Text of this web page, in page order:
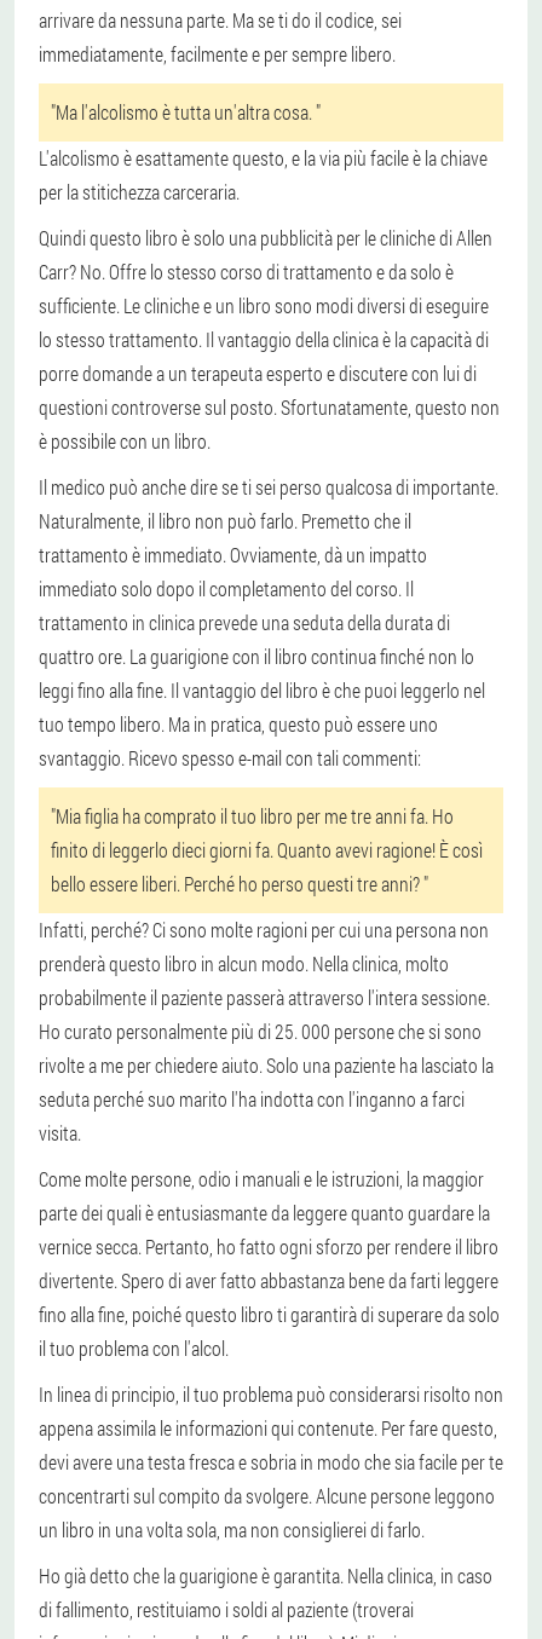
arrivare da nessuna parte. Ma se ti do il codice, sei
immediatamente, facilmente e per sempre libero.
"Ma l'alcolismo è tutta un'altra cosa. "
L'alcolismo è esattamente questo, e la via più facile è la chiave
per la stitichezza carceraria.
Quindi questo libro è solo una pubblicità per le cliniche di Allen
Carr? No. Offre lo stesso corso di trattamento e da solo è
sufficiente. Le cliniche e un libro sono modi diversi di eseguire
lo stesso trattamento. Il vantaggio della clinica è la capacità di
porre domande a un terapeuta esperto e discutere con lui di
questioni controverse sul posto. Sfortunatamente, questo non
è possibile con un libro.
Il medico può anche dire se ti sei perso qualcosa di importante.
Naturalmente, il libro non può farlo. Premetto che il
trattamento è immediato. Ovviamente, dà un impatto
immediato solo dopo il completamento del corso. Il
trattamento in clinica prevede una seduta della durata di
quattro ore. La guarigione con il libro continua finché non lo
leggi fino alla fine. Il vantaggio del libro è che puoi leggerlo nel
tuo tempo libero. Ma in pratica, questo può essere uno
svantaggio. Ricevo spesso e-mail con tali commenti:
"Mia figlia ha comprato il tuo libro per me tre anni fa. Ho
finito di leggerlo dieci giorni fa. Quanto avevi ragione! È così
bello essere liberi. Perché ho perso questi tre anni? "
Infatti, perché? Ci sono molte ragioni per cui una persona non
prenderà questo libro in alcun modo. Nella clinica, molto
probabilmente il paziente passerà attraverso l'intera sessione.
Ho curato personalmente più di 25. 000 persone che si sono
rivolte a me per chiedere aiuto. Solo una paziente ha lasciato la
seduta perché suo marito l'ha indotta con l'inganno a farci
visita.
Come molte persone, odio i manuali e le istruzioni, la maggior
parte dei quali è entusiasmante da leggere quanto guardare la
vernice secca. Pertanto, ho fatto ogni sforzo per rendere il libro
divertente. Spero di aver fatto abbastanza bene da farti leggere
fino alla fine, poiché questo libro ti garantirà di superare da solo
il tuo problema con l'alcol.
In linea di principio, il tuo problema può considerarsi risolto non
appena assimila le informazioni qui contenute. Per fare questo,
devi avere una testa fresca e sobria in modo che sia facile per te
concentrarti sul compito da svolgere. Alcune persone leggono
un libro in una volta sola, ma non consiglierei di farlo.
Ho già detto che la guarigione è garantita. Nella clinica, in caso
di fallimento, restituiamo i soldi al paziente (troverai